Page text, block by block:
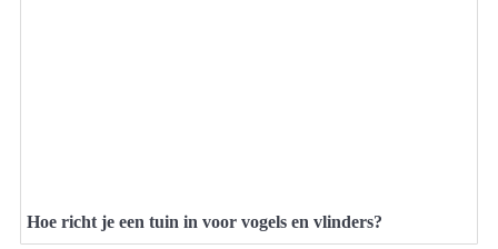
Hoe richt je een tuin in voor vogels en vlinders?